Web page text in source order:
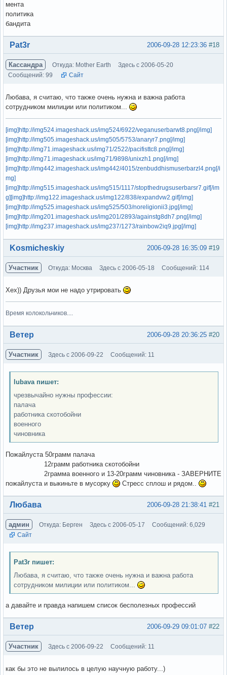
мента
политика
бандита
Вне форума #18
2006-09-28 12:23:36
Pat3r
Кассандра Откуда: Mother Earth
Здесь с 2006-05-20
Сообщений: 99
Сайт
Любава, я считаю, что также очень нужна и важна работа
сотрудником милиции или политиком...
[img]http://img524.imageshack.us/img524/6922/veganuserbarwt8.png[/img]
[img]http://img505.imageshack.us/img505/5753/anaryr7.png[/img]
[img]http://img71.imageshack.us/img71/2522/pacifisttc8.png[/img]
[img]http://img71.imageshack.us/img71/9898/unixzh1.png[/img]
[img]http://img442.imageshack.us/img442/4015/zenbuddhismuserbarzl4.png[/i
mg]
[img]http://img515.imageshack.us/img515/1117/stopthedrugsuserbarsr7.gif[/im
g] [img]http://img122.imageshack.us/img122/838/expandvw2.gif[/img]
[img]http://img525.imageshack.us/img525/503/noreligionii3.jpg[/img]
[img]http://img201.imageshack.us/img201/2893/againstg8dh7.png[/img]
[img]http://img237.imageshack.us/img237/1273/rainbow2iq9.jpg[/img]
Вне форума #19
2006-09-28 16:35:09
Kosmicheskiy
Участник Откуда: Москва Здесь с 2006-05-18 Сообщений: 114
Хех)) Друзья мои не надо утрировать
Время колокольчиков....
Вне форума #20
2006-09-28 20:36:25
Ветер
Участник Здесь с 2006-09-22 Сообщений: 11
lubava пишет:
чрезвычайно нужны профессии:
палача
работника скотобойни
военного
чиновника
Пожайлуста 50грамм палача
12грамм работника скотобойни
2грамма военного и 13-20грамм чиновника - ЗАВЕРНИТЕ
пожайлуста и выкиньте в мусорку
Стресс сплош и рядом..
Вне форума #21
2006-09-28 21:38:41
Любава
админ Откуда: Берген Здесь с 2006-05-17
Сообщений: 6,029
Сайт
Pat3r пишет:
Любава, я считаю, что также очень нужна и важна работа
сотрудником милиции или политиком...
а давайте и правда напишем список бесполезных профессий
Вне форума #22
2006-09-29 09:01:07
Ветер
Участник Здесь с 2006-09-22 Сообщений: 11
как бы это не вылилось в целую научную работу...)